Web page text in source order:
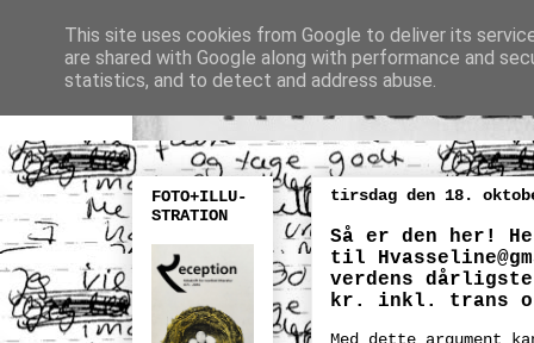
tirsdag den 18.
Så er den her!
til
verdens
kr. inkl. trans
FOTO+ILLU-
STRATION
This site uses cookies from Google to deliver its
are shared with Google along with performance and
statistics, and to detect and address abuse.